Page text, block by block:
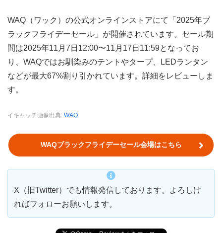
WAQ（ワック）の公式オンラインストアにて「2025年ブ
ラックフライデーセール」が開催されています。セール期
間は2025年11月7日12:00〜11月17日11:59となってお
り、WAQではお馴染みのテントやタープ、LEDランタン
などが最大67%割り引かれています。詳細をレビューしま
す。
イキャッチ画像出典: WAQ
WAQブラックフライデーセール会場はこちら
X（旧Twitter）でも情報発信しております。よろしけ
ればフォローお願いします。